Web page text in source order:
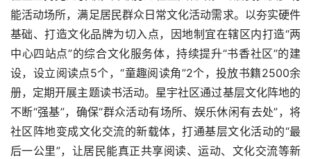
能活动场所，满足居民群众日常文化活动需求。以夯实硬件
基础、打造文化品牌为切入点，因地制宜在辖区内打造“两
中心四站点”的综合文化服务体，持续提升“书香社区”的建
设，设立阅读点5个，“童趣阅读角”2个，投放书籍2500余
册，定期开展主题读书活动。星宇社区通过基层文化阵地的
不断“强基”，确保“群众活动有场所、娱乐休闲有去处”，将
社区阵地变成文化交流的新载体，打通基层文化活动的“最
后一公里”，让居民能真正共享阅读、运动、文化交流等新